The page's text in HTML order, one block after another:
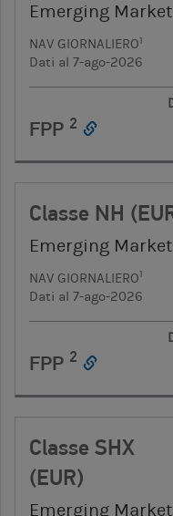
Emerging
NAV GIORNALIERO1
Dati al 7-ago-2026
FPP 2
Classe NH
Emerging
NAV GIORNALIERO1
Dati al 7-ago-2026
FPP 2
Classe SHX
(EUR)
Emerging